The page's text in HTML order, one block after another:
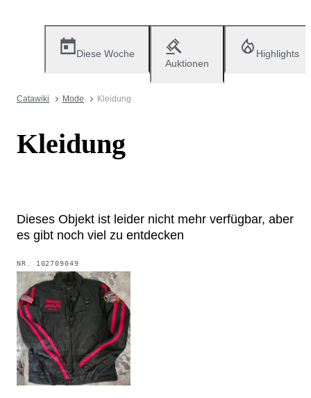
Diese Woche
Auktionen
Highlights
Catawiki Mode Kleidung
Kleidung
Dieses Objekt ist leider nicht mehr verfügbar, aber
es gibt noch viel zu entdecken
NR. 102709049